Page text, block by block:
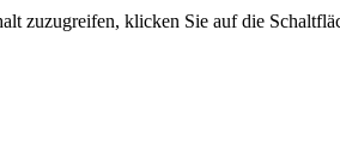
zuzugreifen, klicken Sie auf die